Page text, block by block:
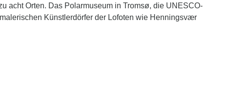
acht Orten. Das Polarmuseum in Tromsø, die UNESCO-
Künstlerdörfer der Lofoten wie Henningsvær